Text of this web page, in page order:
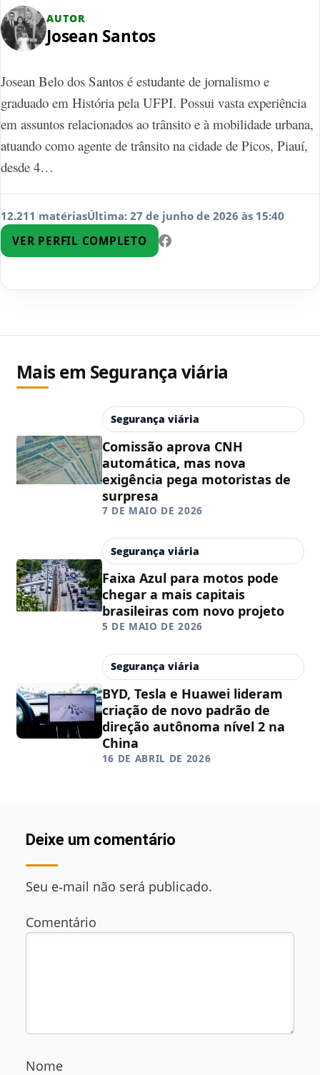
AUTOR
Josean Santos
Josean Belo dos Santos é estudante de jornalismo e
graduado em História pela UFPI. Possui vasta experiência
em assuntos relacionados ao trânsito e à mobilidade urbana,
atuando como agente de trânsito na cidade de Picos, Piauí,
desde 4…
12.211 matériasÚltima: 27 de junho de 2026 às 15:40
VER PERFIL COMPLETO
Mais em Segurança viária
Segurança viária
Comissão aprova CNH
automática, mas nova
exigência pega motoristas de
surpresa
7 DE MAIO DE 2026
Segurança viária
Faixa Azul para motos pode
chegar a mais capitais
brasileiras com novo projeto
5 DE MAIO DE 2026
Segurança viária
BYD, Tesla e Huawei lideram
criação de novo padrão de
direção autônoma nível 2 na
China
16 DE ABRIL DE 2026
Deixe um comentário
Seu e‑mail não será publicado.
Comentário
Nome